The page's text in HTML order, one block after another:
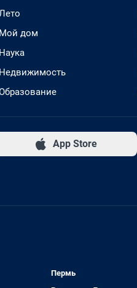
Мой дом
Наука
Недвижимость
App Store
Пермь